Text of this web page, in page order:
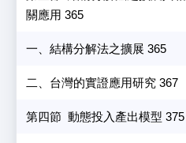
關應用 365
一、結構分解法之擴展 365
二、台灣的實證應用研究 367
第四節 動態投入產出模型 375